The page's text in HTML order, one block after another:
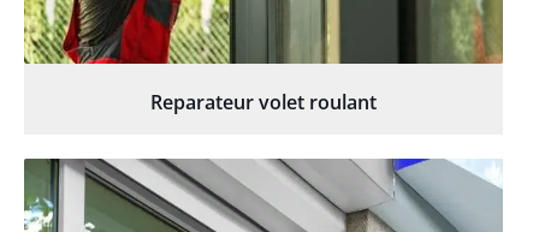
Reparateur volet roulant